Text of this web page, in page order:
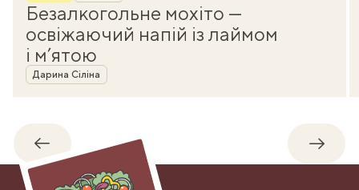
Безалкогольне мохіто —
освіжаючий напій із лаймом
і м’ятою
Автор
Дарина Сіліна
Назад